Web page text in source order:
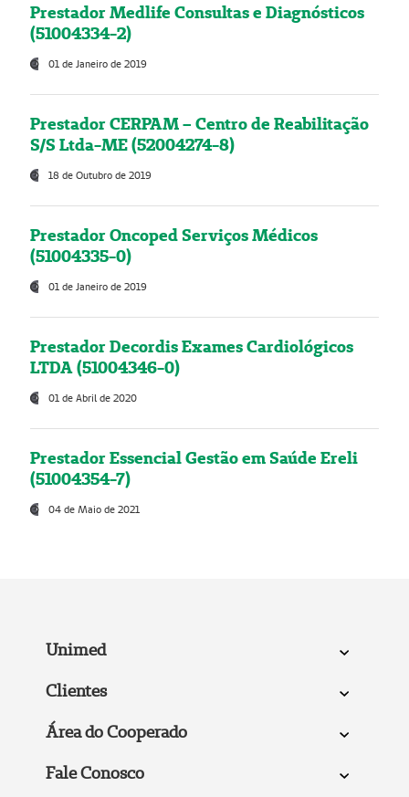
Prestador Medlife Consultas e Diagnósticos
(51004334-2)
01 de Janeiro de 2019
Prestador CERPAM – Centro de Reabilitação
S/S Ltda-ME (52004274-8)
18 de Outubro de 2019
Prestador Oncoped Serviços Médicos
(51004335-0)
01 de Janeiro de 2019
Prestador Decordis Exames Cardiológicos
LTDA (51004346-0)
01 de Abril de 2020
Prestador Essencial Gestão em Saúde Ereli
(51004354-7)
04 de Maio de 2021
Unimed
Clientes
Área do Cooperado
Fale Conosco